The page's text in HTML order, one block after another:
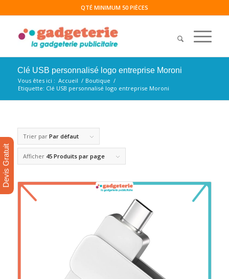
QTÉ MINIMUM 50 PIÈCES
Clé USB personnalisé logo entreprise Moroni
Vous êtes ici : Accueil / Boutique /
Etiquette: Clé USB personnalisé logo entreprise Moroni
Trier par Par défaut
Afficher 45 Produits par page
Devis Gratuit